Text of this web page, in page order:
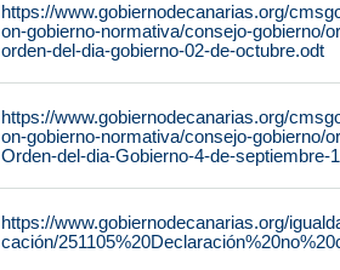
https://www.gobiernodecanarias.org/
on-gobierno-normativa/consejo-gobierno/
orden-del-dia-gobierno-02-de-octubre.odt
https://www.gobiernodecanarias.org/
on-gobierno-normativa/consejo-gobierno/
Orden-del-dia-Gobierno-4-de-septiembre-
https://www.gobiernodecanarias.org/
cación/